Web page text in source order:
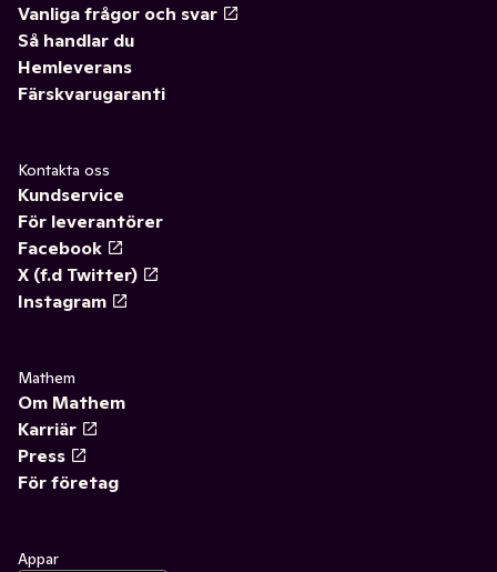
Vanliga frågor och svar
Så handlar du
Hemleverans
Färskvarugaranti
Kontakta oss
Kundservice
För leverantörer
Facebook
X (f.d Twitter)
Instagram
Mathem
Om Mathem
Karriär
Press
För företag
Appar